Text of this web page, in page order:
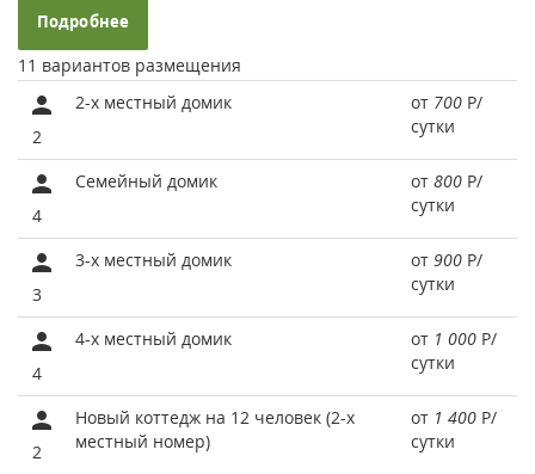
Подробнее
11 вариантов размещения
2
2-х местный домик от 700 Р/
сутки
4
Семейный домик от 800 Р/
сутки
3
3-х местный домик от 900 Р/
сутки
4
4-х местный домик от 1 000 Р/
сутки
2
Новый коттедж на 12 человек (2-х
местный номер)
от 1 400 Р/
сутки